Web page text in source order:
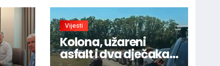
Vijesti
Kolona, užareni
asfalt i dva dječaka